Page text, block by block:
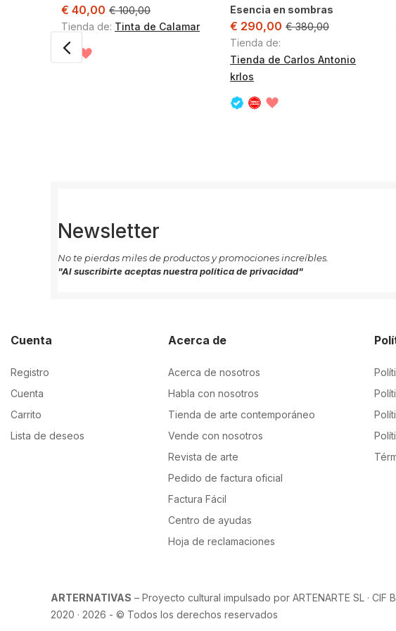
€ 40,00 €100,00
Tienda de: Tinta de Calamar
Esencia en sombras
€ 290,00 €380,00
Tienda de:
Tienda de Carlos Antonio
krlos
Newsletter
No te pierdas miles de productos y promociones increíbles.
"Al suscribirte aceptas nuestra política de privacidad"
Cuenta
Registro
Cuenta
Carrito
Lista de deseos
Acerca de
Acerca de nosotros
Habla con nosotros
Tienda de arte contemporáneo
Vende con nosotros
Revista de arte
Pedido de factura oficial
Factura Fácil
Centro de ayudas
Hoja de reclamaciones
ARTERNATIVAS – Proyecto cultural impulsado por ARTENARTE SL · CIF
2020 · 2026 - © Todos los derechos reservados